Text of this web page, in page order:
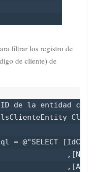
filtrar los registro de
de cliente) de
de la entidad
= @"SELECT